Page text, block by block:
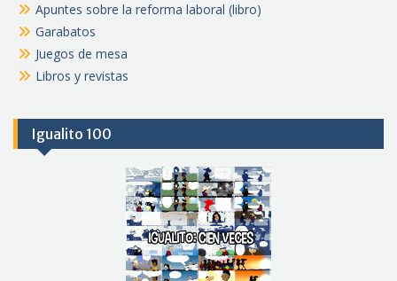
Apuntes sobre la reforma laboral (libro)
Garabatos
Juegos de mesa
Libros y revistas
Igualito 100